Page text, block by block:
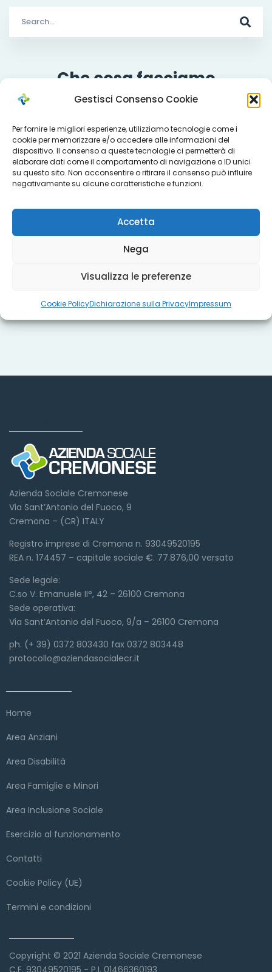
Gestisci Consenso Cookie
Per fornire le migliori esperienze, utilizziamo tecnologie come i
cookie per memorizzare e/o accedere alle informazioni del
dispositivo. Il consenso a queste tecnologie ci permetterà di
elaborare dati come il comportamento di navigazione o ID unici
su questo sito. Non acconsentire o ritirare il consenso può influire
negativamente su alcune caratteristiche e funzioni.
Accetta
Nega
Visualizza le preferenze
Cookie PolicyDichiarazione sulla PrivacyImpressum
for:
Che cosa facciamo
Servizi
Progetti
Titoli sociali
Misure regionali
Azienda Sociale Cremonese
Via Sant’Antonio del Fuoco, 9
Cremona – (CR) ITALY
Registro imprese di Cremona n. 93049520195
REA n. 174457 – capitale sociale €. 77.876,00 versato
Sede legale:
C.so V. Emanuele II°, 42 – 26100 Cremona
Sede operativa:
Via Sant’Antonio del Fuoco, 9/a – 26100 Cremona
ph. (+ 39) 0372 803430 fax 0372 803448
protocollo@aziendasocialecr.it
Home
Area Anziani
Area Disabilità
Area Famiglie e Minori
Area Inclusione Sociale
Esercizio al funzionamento
Contatti
Cookie Policy (UE)
Termini e condizioni
Copyright © 2021 Azienda Sociale Cremonese
C.F. 93049520195 - P.I. 01466360193